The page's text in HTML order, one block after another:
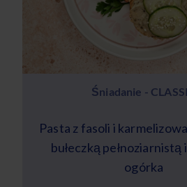
Śniadanie -
Pasta z fasoli i
bułeczką pełnoziarnistą
ogórka